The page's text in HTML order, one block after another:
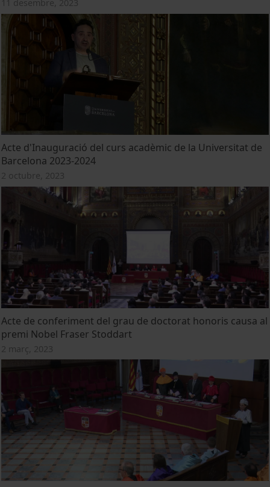
11 desembre, 2023
Acte d'Inauguració del curs acadèmic de la Universitat de
Barcelona 2023-2024
2 octubre, 2023
Acte de conferiment del grau de doctorat honoris causa al
premi Nobel Fraser Stoddart
2 març, 2023